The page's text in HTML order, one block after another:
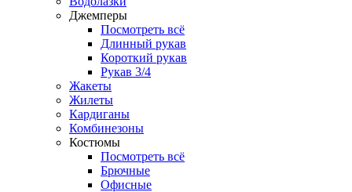
Джемперы
Посмотреть всё
Длинный рукав
Короткий рукав
Рукав 3/4
Жакеты
Жилеты
Кардиганы
Комбинезоны
Костюмы
Посмотреть всё
Брючные
Офисные